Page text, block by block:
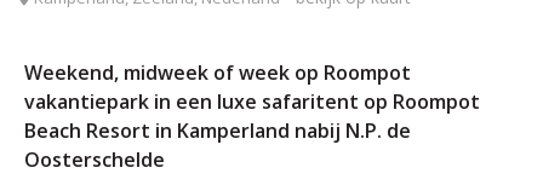
Weekend, midweek of week op Roompot
vakantiepark in een luxe safaritent op Roompot
Beach Resort in Kamperland nabij N.P. de
Oosterschelde